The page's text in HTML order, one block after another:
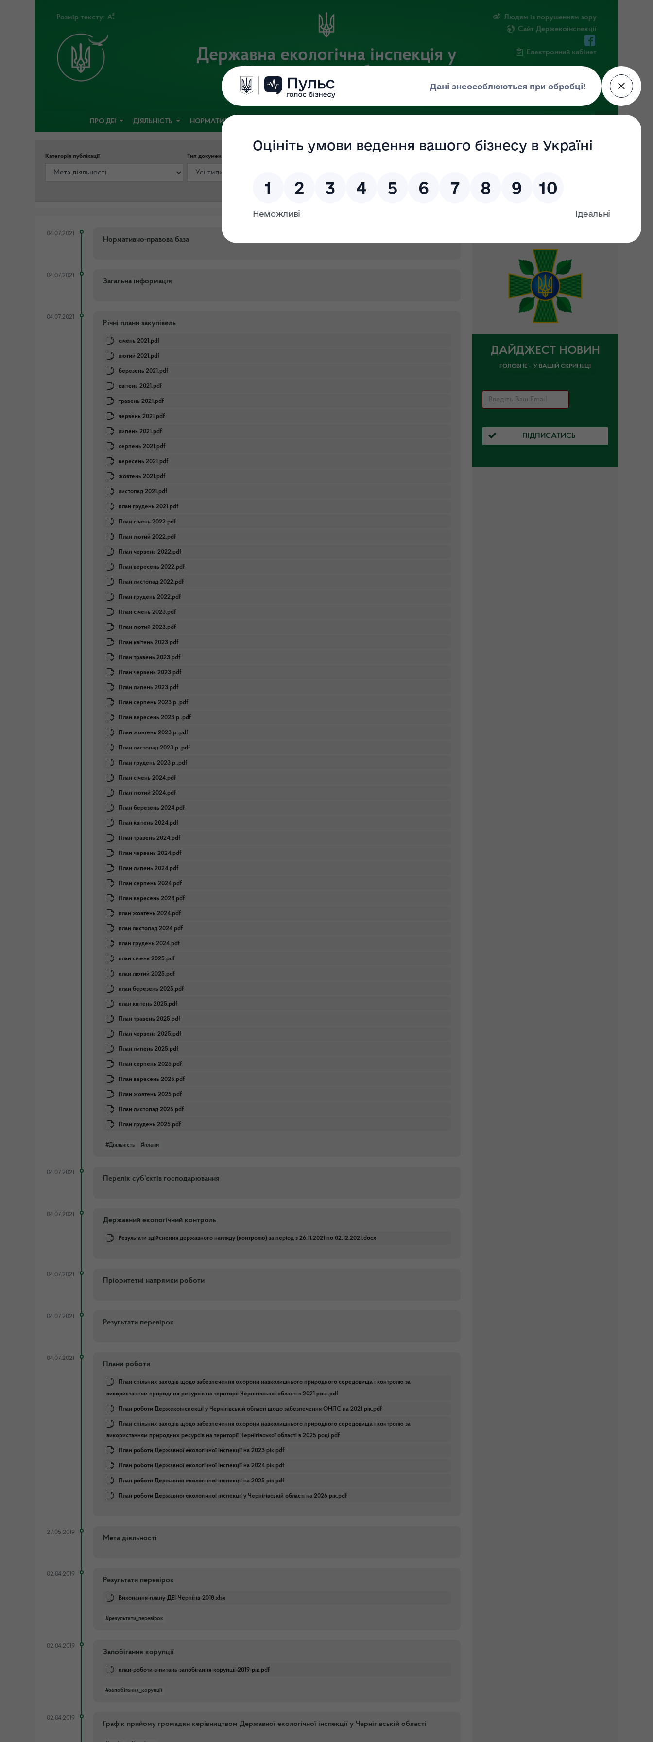
Розмір тексту:
Державна екологічна інспекція у
Чернігівській області
Офіційний веб-портал
Людям із порушенням зору
Сайт Держекоінспекції
Електронний кабінет
ПРО ДЕІ ДІЯЛЬНІСТЬ НОРМАТИВНА БАЗА
Категорія публікації Тип документа
04.07.2021
Нормативно-правова база
04.07.2021
Загальна інформація
04.07.2021
Річні плани закупівель
січень 2021.pdf
лютий 2021.pdf
березень 2021.pdf
квітень 2021.pdf
травень 2021.pdf
червень 2021.pdf
липень 2021.pdf
серпень 2021.pdf
вересень 2021.pdf
жовтень 2021.pdf
листопад 2021.pdf
план грудень 2021.pdf
План січень 2022.pdf
План лютий 2022.pdf
План червень 2022.pdf
План вересень 2022.pdf
План листопад 2022.pdf
План грудень 2022.pdf
План січень 2023.pdf
План лютий 2023.pdf
План квітень 2023.pdf
План травень 2023.pdf
План червень 2023.pdf
План липень 2023.pdf
План серпень 2023 р..pdf
План вересень 2023 р..pdf
План жовтень 2023 р..pdf
План листопад 2023 р..pdf
План грудень 2023 р..pdf
План січень 2024.pdf
План лютий 2024.pdf
План березень 2024.pdf
План квітень 2024.pdf
План травень 2024.pdf
План червень 2024.pdf
План липень 2024.pdf
План серпень 2024.pdf
План вересень 2024.pdf
план жовтень 2024.pdf
план листопад 2024.pdf
план грудень 2024.pdf
план січень 2025.pdf
план лютий 2025.pdf
план березень 2025.pdf
план квітень 2025.pdf
План травень 2025.pdf
План червень 2025.pdf
План липень 2025.pdf
План серпень 2025.pdf
План вересень 2025.pdf
План жовтень 2025.pdf
План листопад 2025.pdf
План грудень 2025.pdf
#Діяльність #плани
04.07.2021
Перелік суб’єктів господарювання
04.07.2021
Державний екологічний контроль
Результати здійснення державного нагляду (контролю) за період з 26.11.2021 по 02.12.2021.docx
04.07.2021
Пріоритетні напрямки роботи
04.07.2021
Результати перевірок
04.07.2021
Плани роботи
План спільних заходів щодо забезпечення охорони навколишнього природного середовища і контролю за
використанням природних ресурсів на території Чернігівської області в 2021 році.pdf
План роботи Держекоінспекції у Чернігівській області щодо забезпечення ОНПС на 2021 рік.pdf
План спільних заходів щодо забезпечення охорони навколишнього природного середовища і контролю за
використанням природних ресурсів на території Чернігівської області в 2025 році.pdf
План роботи Державної екологічної інспекції на 2023 рік.pdf
План роботи Державної екологічної інспекції на 2024 рік.pdf
План роботи Державної екологічної інспекції на 2025 рік.pdf
План роботи Державної екологічної інспекції у Чернігівській області на 2026 рік.pdf
27.05.2019
Мета діяльності
02.04.2019
Результати перевірок
Виконання-плану-ДЕІ-Чернігів-2018.xlsx
#результати_перевірок
02.04.2019
Запобігання корупції
план-роботи-з-питань-запобігання-корупції-2019-рік.pdf
#запобігання_корупції
02.04.2019
Графік прийому громадян керівництвом Державної екологічної інспекції у Чернігівській області
ДАЙДЖЕСТ НОВИН
ГОЛОВНЕ – У ВАШІЙ СКРИНЬЦІ
ПІДПИСАТИСЬ